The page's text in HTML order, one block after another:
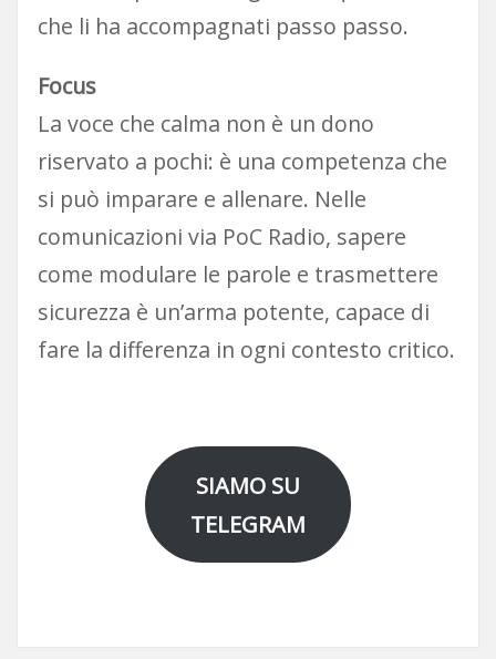
che li ha accompagnati passo passo.
Focus
La voce che calma non è un dono
riservato a pochi: è una competenza che
si può imparare e allenare. Nelle
comunicazioni via PoC Radio, sapere
come modulare le parole e trasmettere
sicurezza è un’arma potente, capace di
fare la differenza in ogni contesto critico.
SIAMO SU
TELEGRAM